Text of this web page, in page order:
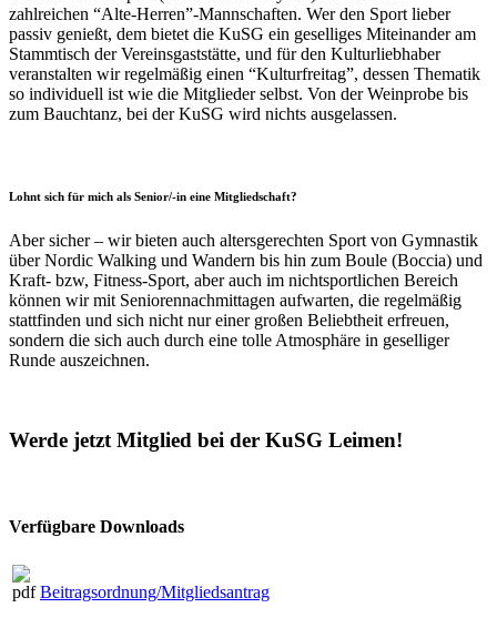
zahlreichen “Alte-Herren”-Mannschaften. Wer den Sport lieber
passiv genießt, dem bietet die KuSG ein geselliges Miteinander am
Stammtisch der Vereinsgaststätte, und für den Kulturliebhaber
veranstalten wir regelmäßig einen “Kulturfreitag”, dessen Thematik
so individuell ist wie die Mitglieder selbst. Von der Weinprobe bis
zum Bauchtanz, bei der KuSG wird nichts ausgelassen.
Lohnt sich für mich als Senior/-in eine Mitgliedschaft?
Aber sicher – wir bieten auch altersgerechten Sport von Gymnastik
über Nordic Walking und Wandern bis hin zum Boule (Boccia) und
Kraft- bzw, Fitness-Sport, aber auch im nichtsportlichen Bereich
können wir mit Seniorennachmittagen aufwarten, die regelmäßig
stattfinden und sich nicht nur einer großen Beliebtheit erfreuen,
sondern die sich auch durch eine tolle Atmosphäre in geselliger
Runde auszeichnen.
Werde jetzt Mitglied bei der KuSG Leimen!
Verfügbare Downloads
Beitragsordnung/Mitgliedsantrag